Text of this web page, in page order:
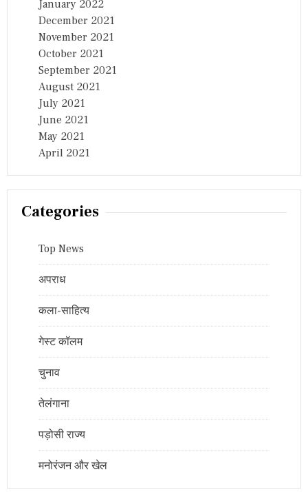
January 2022
December 2021
November 2021
October 2021
September 2021
August 2021
July 2021
June 2021
May 2021
April 2021
Categories
Top News
अपराध
कला-साहित्य
गेस्ट कॉलम
चुनाव
तेलंगाना
पड़ोसी राज्य
मनोरंजन और खेल